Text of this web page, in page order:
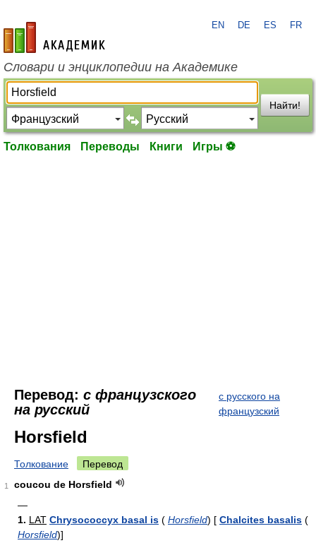
academic.ru
EN DE ES FR
Словари и энциклопедии на Академике
Найти!
Толкования Переводы Книги Игры ⚽
Перевод: с французского
на русский
с русского на
французский
Horsfield
Толкование Перевод
1
coucou de Horsfield
—
1. LAT Chrysococcyx basal is ( Horsfield) [ Chalcites basalis (
Horsfield)]